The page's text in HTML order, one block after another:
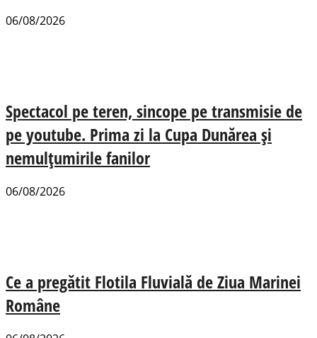
06/08/2026
Spectacol pe teren, sincope pe transmisie de
pe youtube. Prima zi la Cupa Dunărea și
nemulțumirile fanilor
06/08/2026
Ce a pregătit Flotila Fluvială de Ziua Marinei
Române